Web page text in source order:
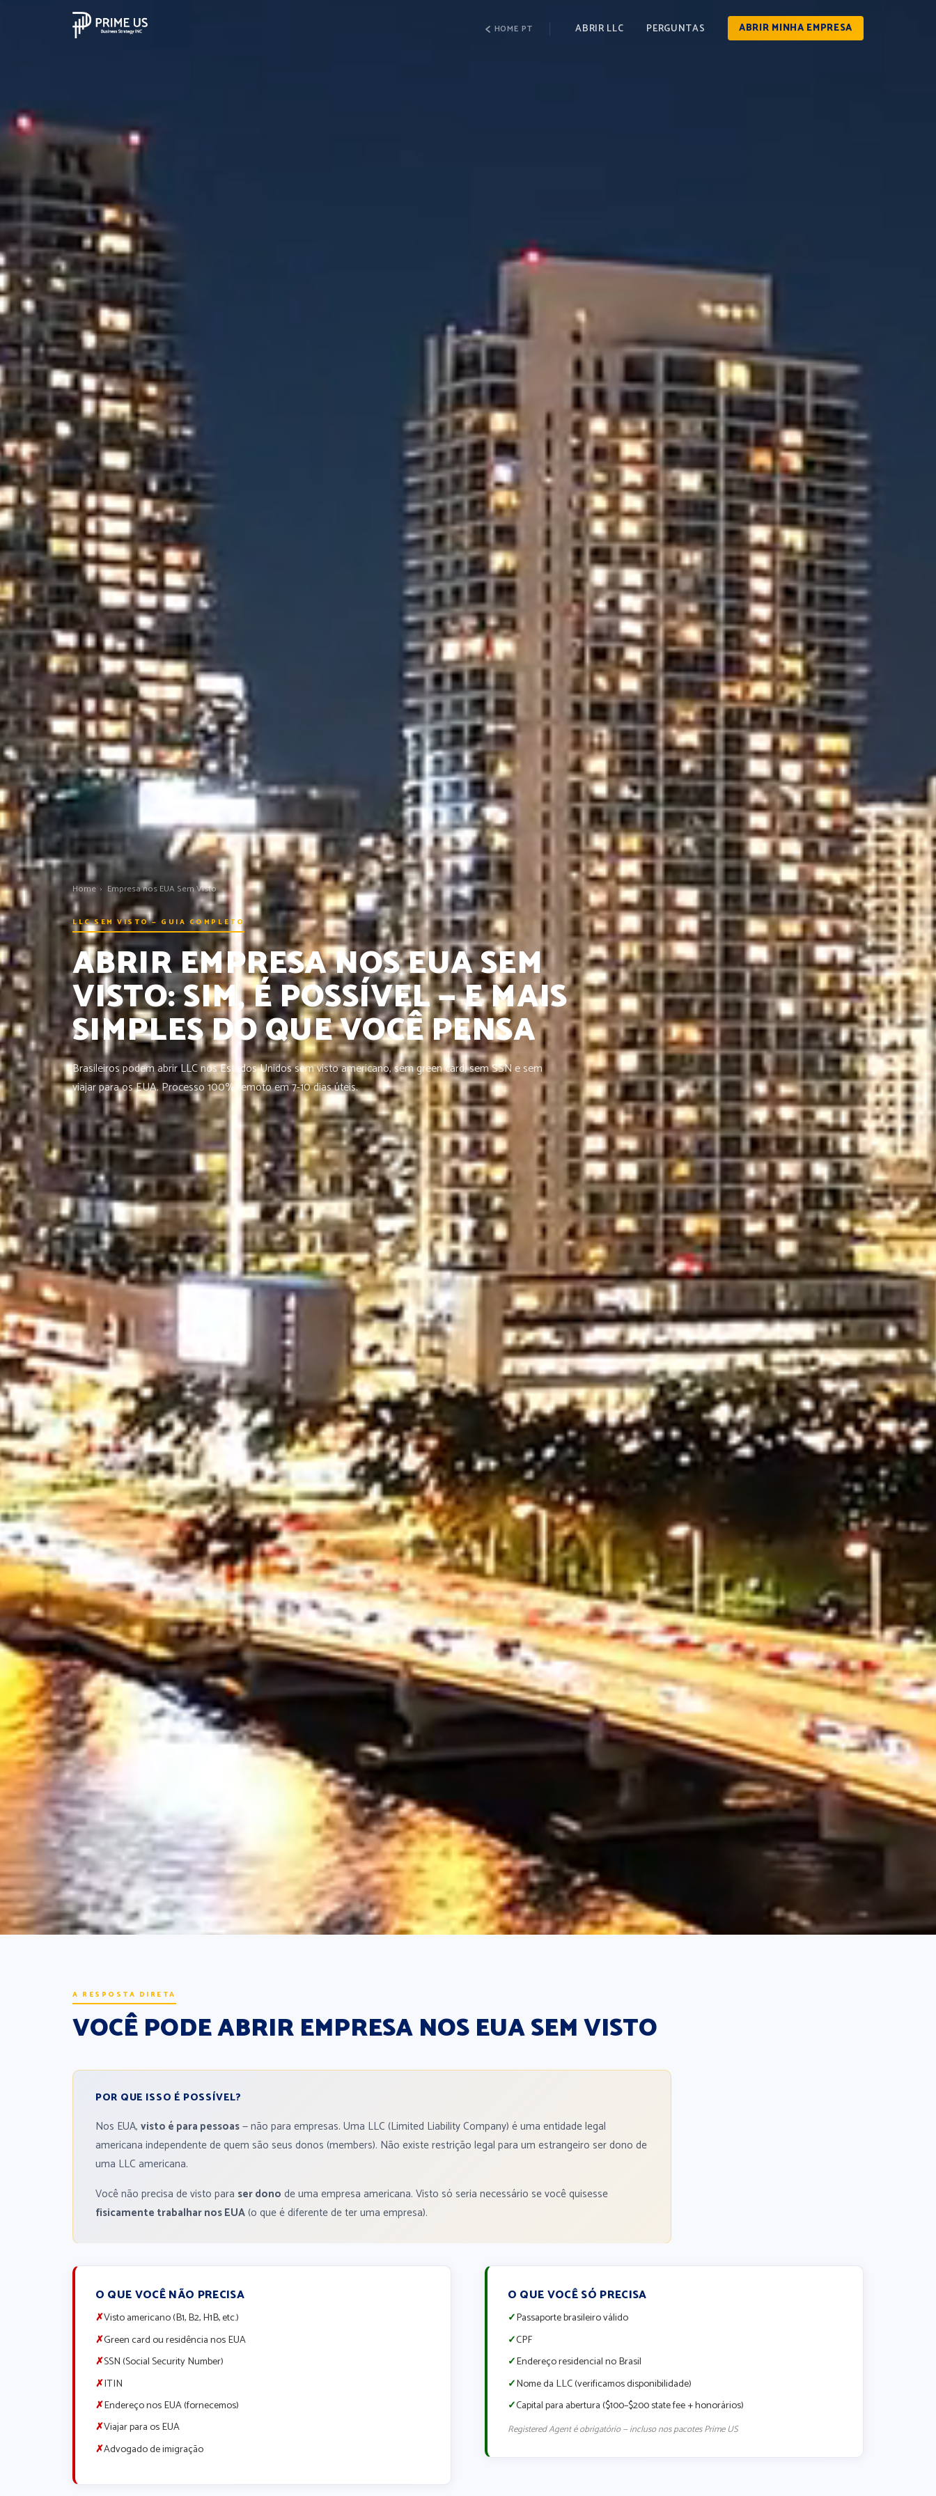
HOME PT ABRIR LLC PERGUNTAS ABRIR MINHA EMPRESA
Home › Empresa nos EUA Sem Visto
LLC SEM VISTO — GUIA COMPLETO
ABRIR EMPRESA NOS EUA SEM
VISTO: SIM, É POSSÍVEL — E MAIS
SIMPLES DO QUE VOCÊ PENSA
Brasileiros podem abrir LLC nos Estados Unidos sem visto americano, sem green card, sem SSN e sem
viajar para os EUA. Processo 100% remoto em 7-10 dias úteis.
A RESPOSTA DIRETA
VOCÊ PODE ABRIR EMPRESA NOS EUA SEM VISTO
POR QUE ISSO É POSSÍVEL?
Nos EUA, visto é para pessoas— não para empresas. Uma LLC (Limited Liability Company) é uma entidade legal
americana independente de quem são seus donos (members). Não existe restrição legal para um estrangeiro ser dono de
uma LLC americana.
Você não precisa de visto para ser dono de uma empresa americana. Visto só seria necessário se você quisesse
fisicamente trabalhar nos EUA(o que é diferente de ter uma empresa).
O QUE VOCÊ NÃO PRECISA
✗Visto americano (B1, B2, H1B, etc.)
✗Green card ou residência nos EUA
✗SSN (Social Security Number)
✗ITIN
✗Endereço nos EUA (fornecemos)
✗Viajar para os EUA
✗Advogado de imigração
O QUE VOCÊ SÓ PRECISA
✓Passaporte brasileiro válido
✓CPF
✓Endereço residencial no Brasil
✓Nome da LLC (verificamos disponibilidade)
✓Capital para abertura ($100–$200 state fee + honorários)
Registered Agent é obrigatório — incluso nos pacotes Prime US